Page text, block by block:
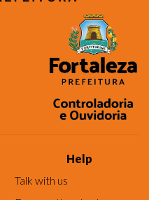
Help
Talk with us